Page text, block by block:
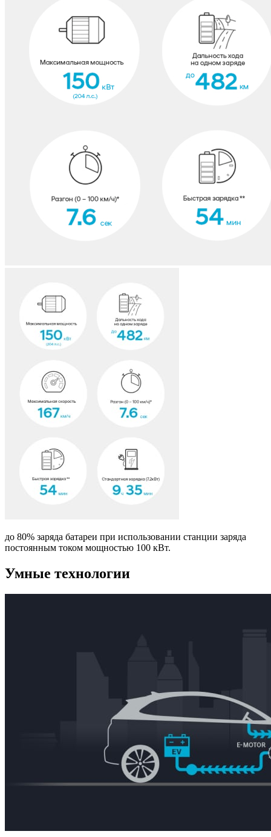
до 80% заряда батареи при использовании станции заряда
постоянным током мощностью 100 кВт.
Умные технологии